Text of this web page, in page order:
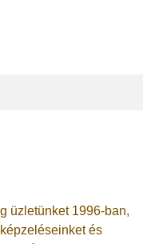
üzletünket 1996-ban,
és